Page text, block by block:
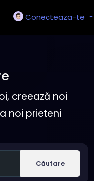
Conecteaza-te
creează noi
noi prieteni
Căutare